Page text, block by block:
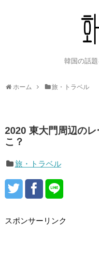
韓国の話
ホーム 旅・トラベル
2020 東大門周辺の
こ？
旅・トラベル
スポンサーリンク